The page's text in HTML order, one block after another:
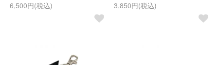
6,500円(税込)
3,850円(税込)